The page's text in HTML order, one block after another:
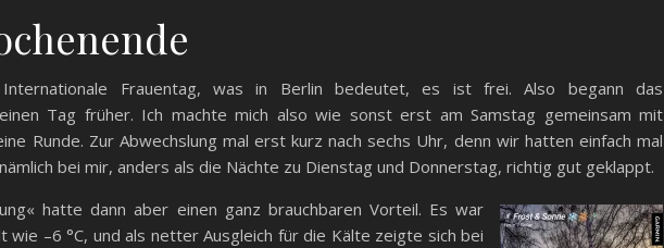
Frauentag, was in Berlin bedeutet, es ist frei. Also begann das
Tag früher. Ich machte mich also wie sonst erst am Samstag gemeinsam mit
Runde. Zur Abwechslung mal erst kurz nach sechs Uhr, denn wir hatten einfach mal
bei mir, anders als die Nächte zu Dienstag und Donnerstag, richtig gut geklappt.
hatte dann aber einen ganz brauchbaren Vorteil. Es war
wie –6 °C, und als netter Ausgleich für die Kälte zeigte sich bei